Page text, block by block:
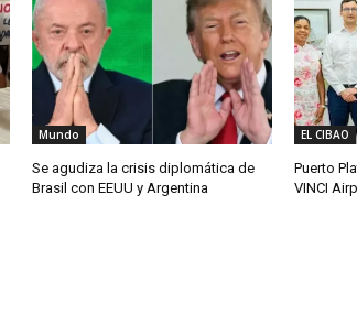
Mundo
Se agudiza la crisis diplomática de
Brasil con EEUU y Argentina
EL CIBAO
Puerto
VINCI